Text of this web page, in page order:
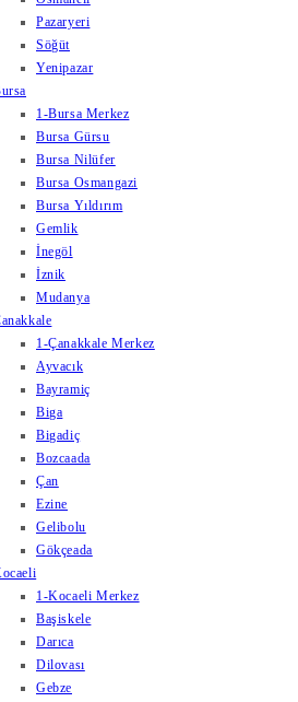
Pazaryeri
Söğüt
Yenipazar
1-Bursa Merkez
Bursa Gürsu
Bursa Nilüfer
Bursa Osmangazi
Bursa Yıldırım
Gemlik
İnegöl
İznik
Mudanya
1-Çanakkale Merkez
Ayvacık
Bayramiç
Biga
Bigadiç
Bozcaada
Çan
Ezine
Gelibolu
Gökçeada
1-Kocaeli Merkez
Başiskele
Darıca
Dilovası
Gebze